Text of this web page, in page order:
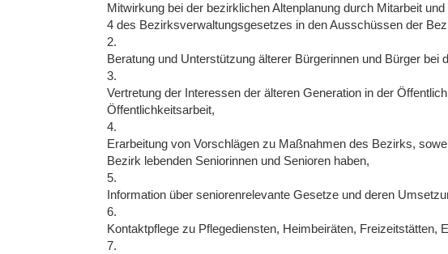
Mitwirkung bei der bezirklichen Altenplanung durch Mitarbeit
4 des Bezirksverwaltungsgesetzes in den Ausschüssen der
2.
Beratung und Unterstützung älterer Bürgerinnen und Bürger bei
3.
Vertretung der Interessen der älteren Generation in der
Öffentlichkeitsarbeit,
4.
Erarbeitung von Vorschlägen zu Maßnahmen des Bezirks,
Bezirk lebenden Seniorinnen und Senioren haben,
5.
Information über seniorenrelevante Gesetze und deren
6.
Kontaktpflege zu Pflegediensten, Heimbeiräten, Freizeitstätten,
7.